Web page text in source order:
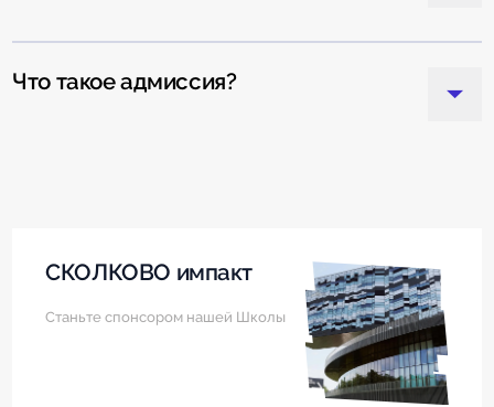
Что такое адмиссия?
СКОЛКОВО импакт
Станьте спонсором нашей Школы